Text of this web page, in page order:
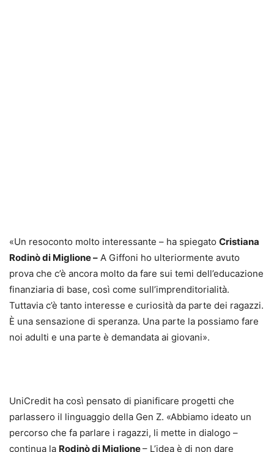
«Un resoconto molto interessante – ha spiegato Cristiana
Rodinò di Miglione – A Giffoni ho ulteriormente avuto
prova che c’è ancora molto da fare sui temi dell’educazione
finanziaria di base, così come sull’imprenditorialità.
Tuttavia c’è tanto interesse e curiosità da parte dei ragazzi.
È una sensazione di speranza. Una parte la possiamo fare
noi adulti e una parte è demandata ai giovani».
UniCredit ha così pensato di pianificare progetti che
parlassero il linguaggio della Gen Z. «Abbiamo ideato un
percorso che fa parlare i ragazzi, li mette in dialogo –
continua la Rodinò di Miglione– L’idea è di non dare